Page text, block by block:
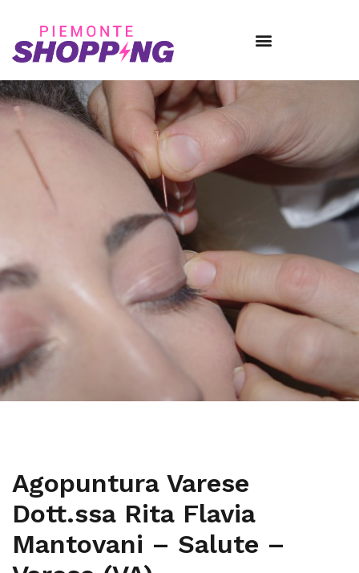
Agopuntura Varese
Dott.ssa Rita Flavia
Mantovani – Salute –